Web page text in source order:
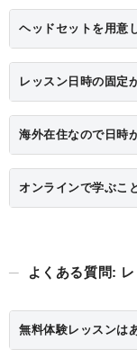
ヘッドセットを用意
レッスン日時の固定
海外在住なので日時
オンラインで学ぶこ
よくある質問:
無料体験レッスンは